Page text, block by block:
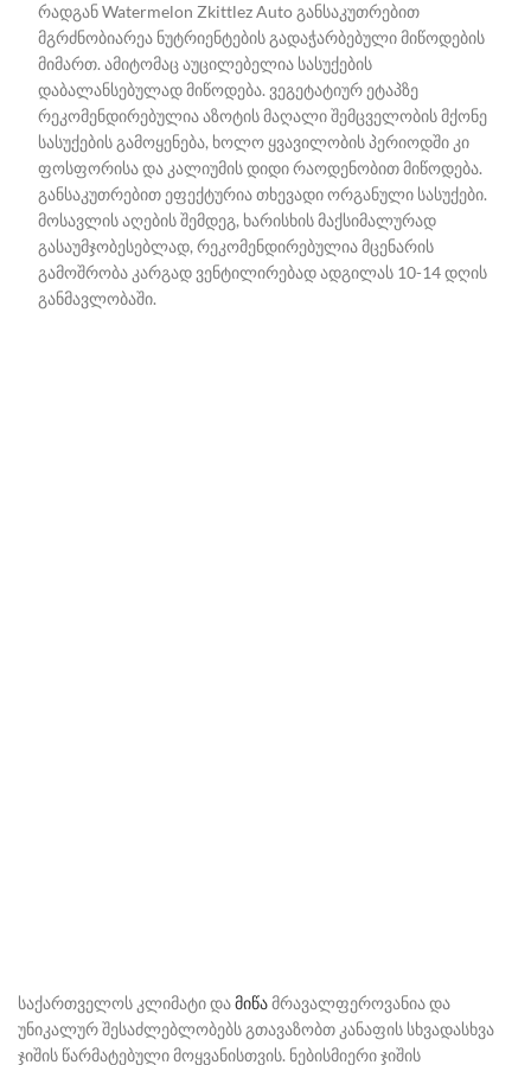
რადგან Watermelon Zkittlez Auto განსაკუთრებით
მგრძნობიარეა ნუტრიენტების გადაჭარბებული მიწოდების
მიმართ. ამიტომაც აუცილებელია სასუქების
დაბალანსებულად მიწოდება. ვეგეტატიურ ეტაპზე
რეკომენდირებულია აზოტის მაღალი შემცველობის მქონე
სასუქების გამოყენება, ხოლო ყვავილობის პერიოდში კი
ფოსფორისა და კალიუმის დიდი რაოდენობით მიწოდება.
განსაკუთრებით ეფექტურია თხევადი ორგანული სასუქები.
მოსავლის აღების შემდეგ, ხარისხის მაქსიმალურად
გასაუმჯობესებლად, რეკომენდირებულია მცენარის
გამოშრობა კარგად ვენტილირებად ადგილას 10-14 დღის
განმავლობაში.
საქართველოს კლიმატი დამიწამრავალფეროვანია და
უნიკალურ შესაძლებლობებს გთავაზობთ კანაფის სხვადასხვა
ჯიშის წარმატებული მოყვანისთვის. ნებისმიერი ჯიშის